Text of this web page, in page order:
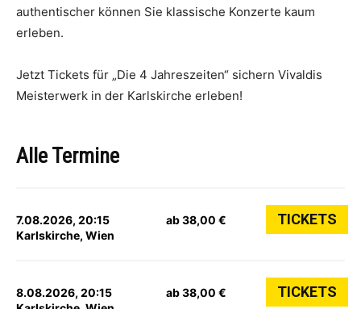
authentischer können Sie klassische Konzerte kaum
erleben.
Jetzt Tickets für „Die 4 Jahreszeiten“ sichern Vivaldis
Meisterwerk in der Karlskirche erleben!
Alle Termine
7.08.2026, 20:15
Karlskirche, Wien
ab 38,00 € TICKETS
8.08.2026, 20:15
ab 38,00 € TICKETS